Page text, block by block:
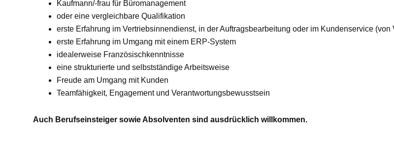
Kaufmann/-frau für Büromanagement
oder eine vergleichbare Qualifikation
erste Erfahrung im Vertriebsinnendienst, in der Auftragsbearbeitung oder im Kundenservice
erste Erfahrung im Umgang mit einem ERP-System
idealerweise Französischkenntnisse
eine strukturierte und selbstständige Arbeitsweise
Freude am Umgang mit Kunden
Teamfähigkeit, Engagement und Verantwortungsbewusstsein
Auch Berufseinsteiger sowie Absolventen sind ausdrücklich willkommen.